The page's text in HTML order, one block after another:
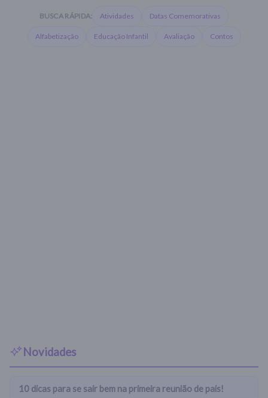
BUSCA RÁPIDA: Atividades Datas Comemorativas
Alfabetização Educação Infantil Avaliação Contos
Novidades
10 dicas para se sair bem na primeira reunião de pais!